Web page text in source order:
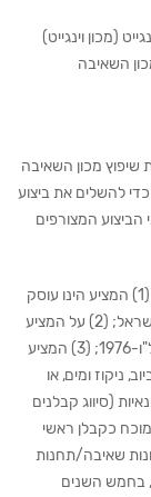
(מכון וינגייט)
השאיבה
שיפוץ מכון השאיבה
להשלים את ביצוע
המצורפים
התנאים להשתתפות בהזמנה, והכל כמפורט בהזמנה: (1) המציע הינו עוסק
מורשה הרשום כדין בישראל ו/או תאגיד הרשום כדין בישראל; (2) על המציע
לעמוד בדרישות לפי חוק עסקאות גופים ציבוריים, התשל"ו-1976; (3) המציע
ניקוז ומים, או
(סיווג קבלנים
ניסיון מוכח כקבלן ראשי
שאיבה/תחנות
800,000 ₪ לתחנה, בחמש השנים